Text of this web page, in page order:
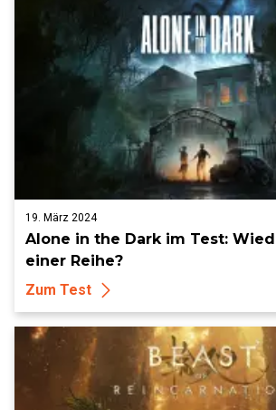
19. März 2024
Alone in the Dark im Test:
einer Reihe?
Zum Test